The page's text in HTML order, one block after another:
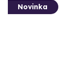
Novinka